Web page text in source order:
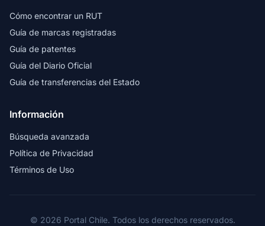
Cómo encontrar un RUT
Guía de marcas registradas
Guía de patentes
Guía del Diario Oficial
Guía de transferencias del Estado
Información
Búsqueda avanzada
Política de Privacidad
Términos de Uso
© 2026 Portal Chile. Todos los derechos reservados.